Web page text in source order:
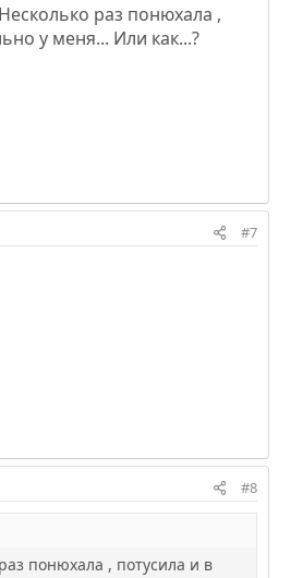
раз понюхала ,
у меня... Или как...?
#7
#8
понюхала , потусила и в